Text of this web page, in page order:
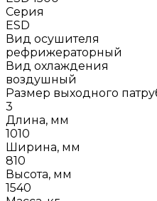
Серия
ESD
Вид осушителя
рефрижераторный
Вид охлаждения
воздушный
Размер выходного
3
Длина, мм
1010
Ширина, мм
810
Высота, мм
1540